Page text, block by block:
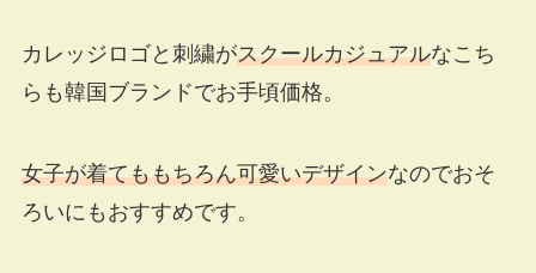
カレッジロゴと刺繍がスクールカジュアルなこち
らも韓国ブランドでお手頃価格。
女子が着てももちろん可愛いデザインなのでおそ
ろいにもおすすめです。